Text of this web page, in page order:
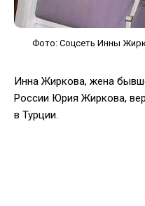
Фото: Соцсеть Инны
Инна Жиркова, жена
России Юрия Жиркова,
в Турции.